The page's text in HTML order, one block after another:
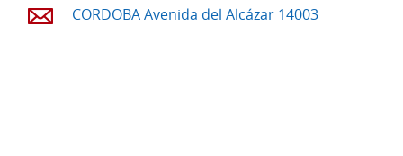
CORDOBA Avenida del Alcázar 14003